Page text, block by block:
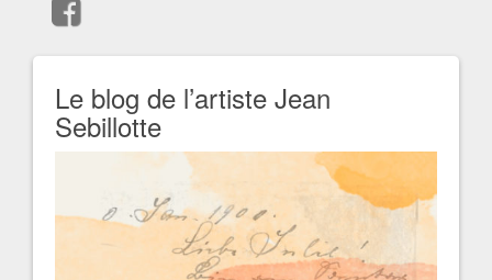
Le blog de l’artiste Jean
Sebillotte